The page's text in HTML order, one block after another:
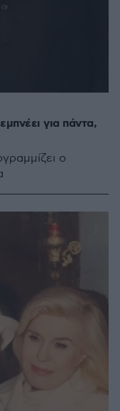
για πάντα,
ο